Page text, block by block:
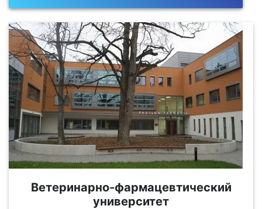
Ветеринарно-фармацевтический
университет